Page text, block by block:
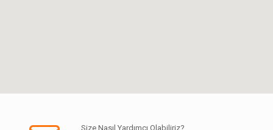
Size Nasıl Yardımcı Olabiliriz?